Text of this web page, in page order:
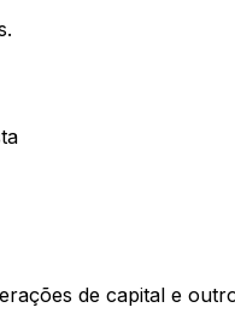
de capital e